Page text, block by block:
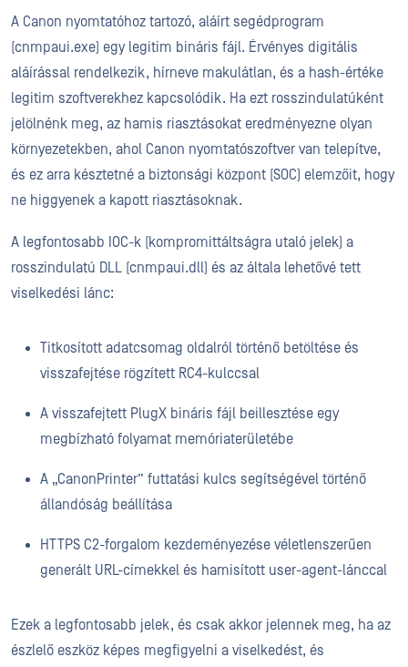
A Canon nyomtatóhoz tartozó, aláírt segédprogram
(cnmpaui.exe) egy legitim bináris fájl. Érvényes digitális
aláírással rendelkezik, hírneve makulátlan, és a hash-értéke
legitim szoftverekhez kapcsolódik. Ha ezt rosszindulatúként
jelölnénk meg, az hamis riasztásokat eredményezne olyan
környezetekben, ahol Canon nyomtatószoftver van telepítve,
és ez arra késztetné a biztonsági központ (SOC) elemzőit, hogy
ne higgyenek a kapott riasztásoknak.
A legfontosabb IOC-k (kompromittáltságra utaló jelek) a
rosszindulatú DLL (cnmpaui.dll) és az általa lehetővé tett
viselkedési lánc:
Titkosított adatcsomag oldalról történő betöltése és
visszafejtése rögzített RC4-kulccsal
A visszafejtett PlugX bináris fájl beillesztése egy
megbízható folyamat memóriaterületébe
A „CanonPrinter” futtatási kulcs segítségével történő
állandóság beállítása
HTTPS C2-forgalom kezdeményezése véletlenszerűen
generált URL-címekkel és hamisított user-agent-lánccal
Ezek a legfontosabb jelek, és csak akkor jelennek meg, ha az
észlelő eszköz képes megfigyelni a viselkedést, és